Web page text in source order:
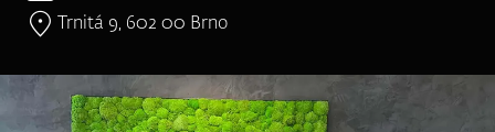
Trnitá 9, 602 00 Brno